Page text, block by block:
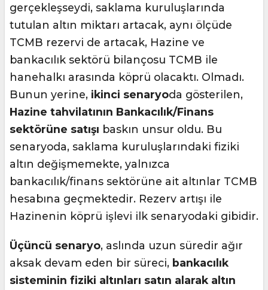
gerçekleşseydi, saklama kuruluşlarında
tutulan altın miktarı artacak, aynı ölçüde
TCMB rezervi de artacak, Hazine ve
bankacılık sektörü bilançosu TCMB ile
hanehalkı arasında köprü olacaktı. Olmadı.
Bunun yerine, ikinci senaryoda gösterilen,
Hazine tahvilatının Bankacılık/Finans
sektörüne satışı baskın unsur oldu. Bu
senaryoda, saklama kuruluşlarındaki fiziki
altın değişmemekte, yalnızca
bankacılık/finans sektörüne ait altınlar TCMB
hesabına geçmektedir. Rezerv artışı ile
Hazinenin köprü işlevi ilk senaryodaki gibidir.
Üçüncü senaryo, aslında uzun süredir ağır
aksak devam eden bir süreci, bankacılık
sisteminin fiziki altınları satın alarak altın